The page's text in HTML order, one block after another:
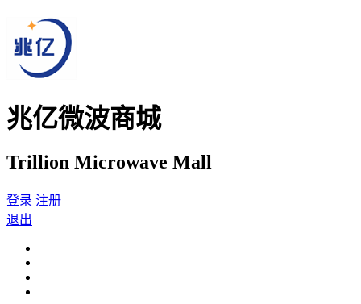
兆亿微波商城
Trillion Microwave Mall
登录 注册
退出